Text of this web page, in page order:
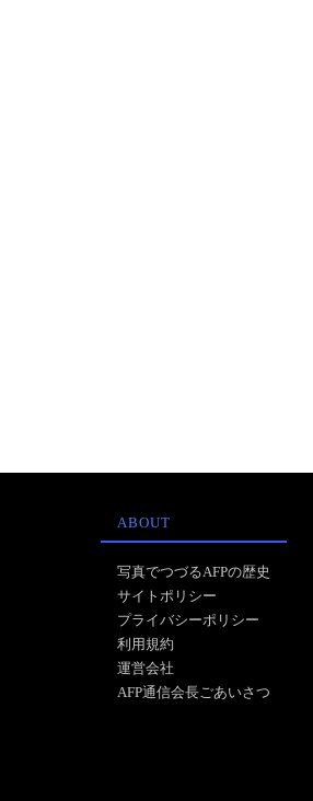
ABOUT
写真でつづるAFPの歴史
サイトポリシー
プライバシーポリシー
利用規約
運営会社
AFP通信会長ごあいさつ